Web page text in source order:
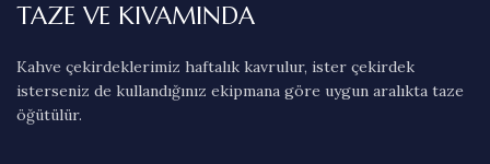
TAZE VE KIVAMINDA
Kahve çekirdeklerimiz haftalık kavrulur, ister çekirdek
isterseniz de kullandığınız ekipmana göre uygun aralıkta taze
öğütülür.